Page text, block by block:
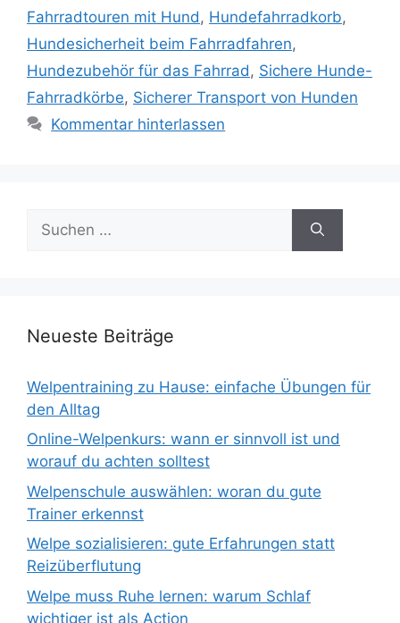
Fahrradtouren mit Hund , Hundefahrradkorb,
Hundesicherheit beim Fahrradfahren,
Hundezubehör für das Fahrrad , Sichere Hunde-
Fahrradkörbe, Sicherer Transport von Hunden
Kommentar hinterlassen
nach:
Neueste Beiträge
Welpentraining zu Hause: einfache Übungen für
den Alltag
Online-Welpenkurs: wann er sinnvoll ist und
worauf du achten solltest
Welpenschule auswählen: woran du gute
Trainer erkennst
Welpe sozialisieren: gute Erfahrungen statt
Reizüberflutung
Welpe muss Ruhe lernen: warum Schlaf
wichtiger ist als Action